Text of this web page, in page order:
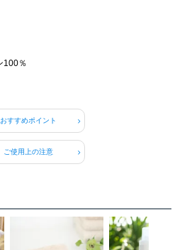
おすすめポイント
ご使用上の注意
100％